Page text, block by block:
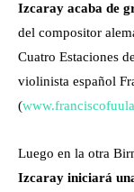
Izcaray acaba de
del compositor
Cuatro Estaciones
violinista español
(
Luego en la otra
Izcaray iniciará